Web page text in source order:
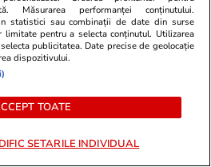
Măsurarea performanței conținutului.
statistici sau combinații de date din surse
pentru a selecta conținutul. Utilizarea
publicitatea. Date precise de geolocație
dispozitivului.
TOATE
SETARILE INDIVIDUAL